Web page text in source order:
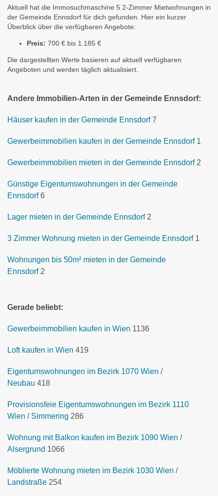
Aktuell hat die Immosuchmaschine 5 2-Zimmer Mietwohnungen in
der Gemeinde Ennsdorf für dich gefunden. Hier ein kurzer
Überblick über die verfügbaren Angebote:
Preis: 700 € bis 1.185 €
Die dargestellten Werte basieren auf aktuell verfügbaren
Angeboten und werden täglich aktualisiert.
Andere Immobilien-Arten in der Gemeinde Ennsdorf:
Häuser kaufen in der Gemeinde Ennsdorf 7
Gewerbeimmobilien kaufen in der Gemeinde Ennsdorf 1
Gewerbeimmobilien mieten in der Gemeinde Ennsdorf 2
Günstige Eigentumswohnungen in der Gemeinde
Ennsdorf 6
Lager mieten in der Gemeinde Ennsdorf 2
3 Zimmer Wohnung mieten in der Gemeinde Ennsdorf 1
Wohnungen bis 50m² mieten in der Gemeinde
Ennsdorf 2
Gerade beliebt:
Gewerbeimmobilien kaufen in Wien 1136
Loft kaufen in Wien 419
Eigentumswohnungen im Bezirk 1070 Wien /
Neubau 418
Provisionsfeie Eigentumswohnungen im Bezirk 1110
Wien / Simmering 286
Wohnung mit Balkon kaufen im Bezirk 1090 Wien /
Alsergrund 1066
Möblierte Wohnung mieten im Bezirk 1030 Wien /
Landstraße 254